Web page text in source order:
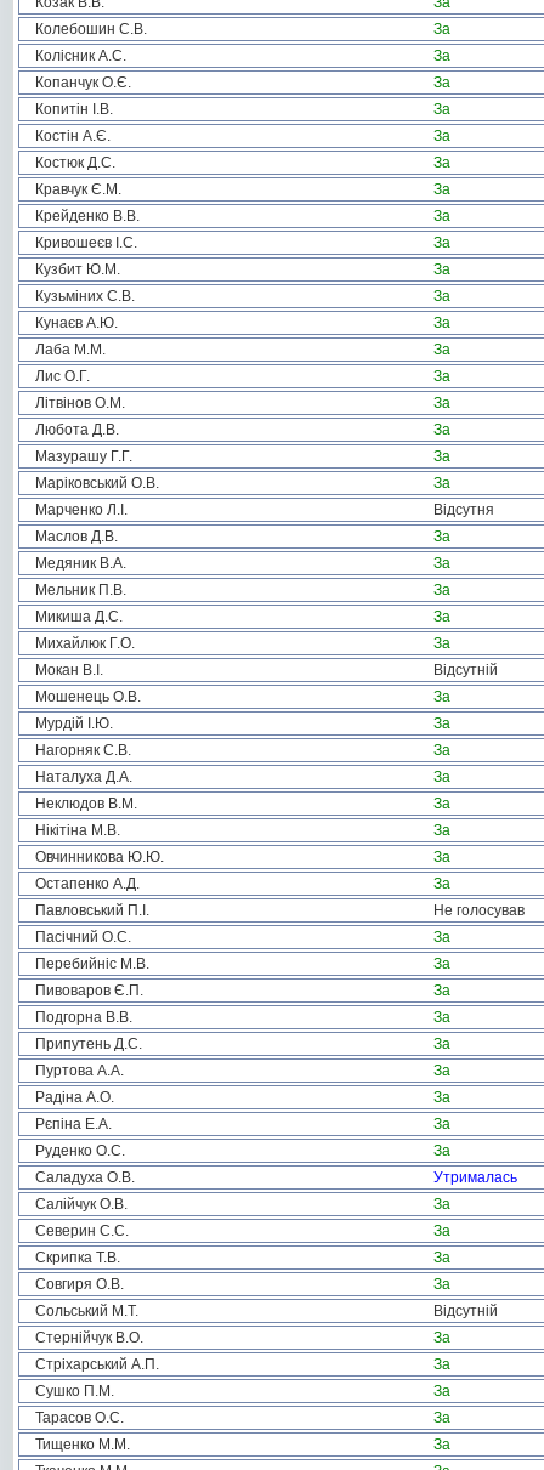
Колебошин С.В.
За
Колісник А.С.
За
Копанчук О.Є.
За
Копитін І.В.
За
Костін А.Є.
За
Костюк Д.С.
За
Кравчук Є.М.
За
Крейденко В.В.
За
Кривошеєв І.С.
За
Кузбит Ю.М.
За
Кузьміних С.В.
За
Кунаєв А.Ю.
За
Лаба М.М.
За
Лис О.Г.
За
Літвінов О.М.
За
Любота Д.В.
За
Мазурашу Г.Г.
За
Маріковський О.В.
За
Марченко Л.І.
Відсутня
Маслов Д.В.
За
Медяник В.А.
За
Мельник П.В.
За
Микиша Д.С.
За
Михайлюк Г.О.
За
Мокан В.І.
Відсутній
Мошенець О.В.
За
Мурдій І.Ю.
За
Нагорняк С.В.
За
Наталуха Д.А.
За
Неклюдов В.М.
За
Нікітіна М.В.
За
Овчинникова Ю.Ю.
За
Остапенко А.Д.
За
Павловський П.І.
Не голосував
Пасічний О.С.
За
Перебийніс М.В.
За
Пивоваров Є.П.
За
Подгорна В.В.
За
Припутень Д.С.
За
Пуртова А.А.
За
Радіна А.О.
За
Рєпіна Е.А.
За
Руденко О.С.
За
Саладуха О.В.
Утрималась
Салійчук О.В.
За
Северин С.С.
За
Скрипка Т.В.
За
Совгиря О.В.
За
Сольський М.Т.
Відсутній
Стернійчук В.О.
За
Стріхарський А.П.
За
Сушко П.М.
За
Тарасов О.С.
За
Тищенко М.М.
За